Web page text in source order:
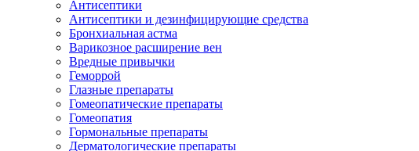
Антисептики
Антисептики и дезинфицирующие средства
Бронхиальная астма
Варикозное расширение вен
Вредные привычки
Геморрой
Глазные препараты
Гомеопатические препараты
Гомеопатия
Гормональные препараты
Дерматологические препараты